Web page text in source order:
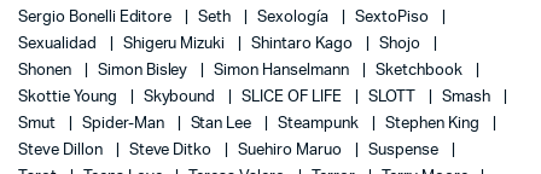
Sergio Bonelli Editore
Seth Sexología
SextoPiso
Sexualidad
Shigeru Mizuki Shintaro Kago
Shojo
Shonen
Simon Bisley Simon Hanselmann
Sketchbook
Skottie Young
Skybound SLICE OF LIFE SLOTT
Smash
Smut
Spider-Man Stan Lee Steampunk
Stephen King
Steve Dillon
Steve Ditko Suehiro Maruo
Suspense